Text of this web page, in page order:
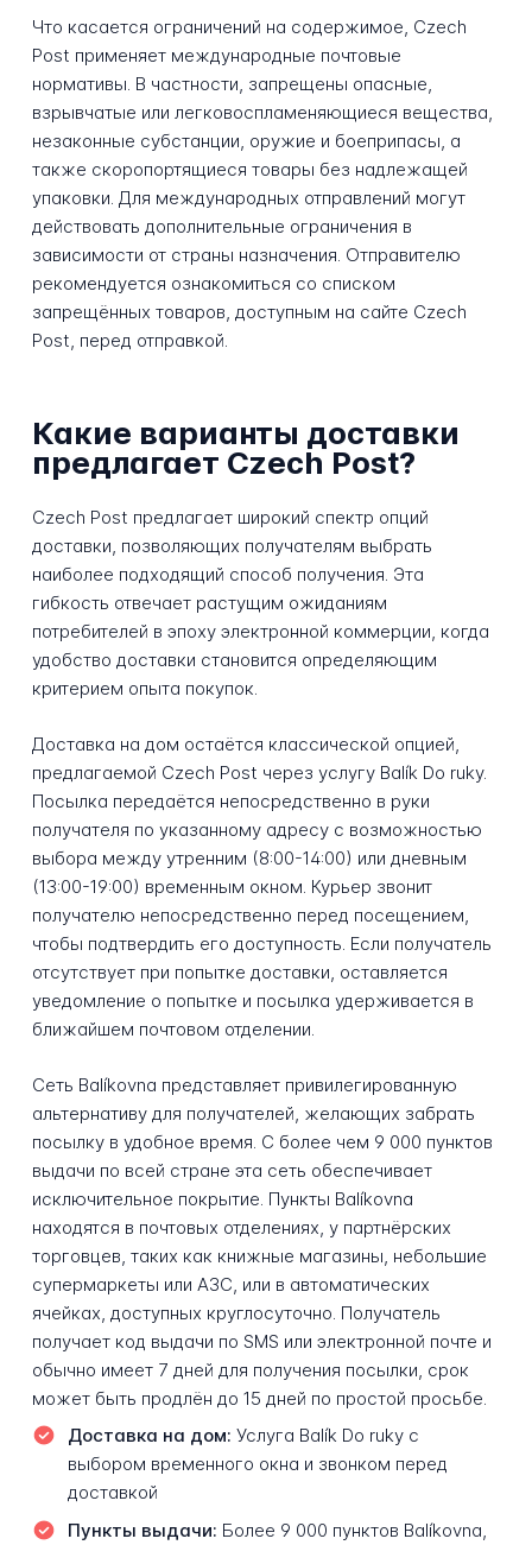
Что касается ограничений на содержимое, Czech
Post применяет международные почтовые
нормативы. В частности, запрещены опасные,
взрывчатые или легковоспламеняющиеся вещества,
незаконные субстанции, оружие и боеприпасы, а
также скоропортящиеся товары без надлежащей
упаковки. Для международных отправлений могут
действовать дополнительные ограничения в
зависимости от страны назначения. Отправителю
рекомендуется ознакомиться со списком
запрещённых товаров, доступным на сайте Czech
Post, перед отправкой.
Какие варианты доставки
предлагает Czech Post?
Czech Post предлагает широкий спектр опций
доставки, позволяющих получателям выбрать
наиболее подходящий способ получения. Эта
гибкость отвечает растущим ожиданиям
потребителей в эпоху электронной коммерции, когда
удобство доставки становится определяющим
критерием опыта покупок.
Доставка на дом остаётся классической опцией,
предлагаемой Czech Post через услугу Balík Do ruky.
Посылка передаётся непосредственно в руки
получателя по указанному адресу с возможностью
выбора между утренним (8:00-14:00) или дневным
(13:00-19:00) временным окном. Курьер звонит
получателю непосредственно перед посещением,
чтобы подтвердить его доступность. Если получатель
отсутствует при попытке доставки, оставляется
уведомление о попытке и посылка удерживается в
ближайшем почтовом отделении.
Сеть Balíkovna представляет привилегированную
альтернативу для получателей, желающих забрать
посылку в удобное время. С более чем 9 000 пунктов
выдачи по всей стране эта сеть обеспечивает
исключительное покрытие. Пункты Balíkovna
находятся в почтовых отделениях, у партнёрских
торговцев, таких как книжные магазины, небольшие
супермаркеты или АЗС, или в автоматических
ячейках, доступных круглосуточно. Получатель
получает код выдачи по SMS или электронной почте и
обычно имеет 7 дней для получения посылки, срок
может быть продлён до 15 дней по простой просьбе.
Доставка на дом: Услуга Balík Do ruky с
выбором временного окна и звонком перед
доставкой
Пункты выдачи: Более 9 000 пунктов Balíkovna,